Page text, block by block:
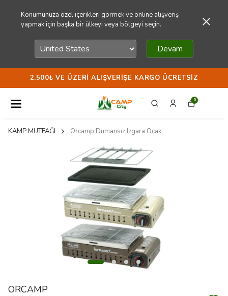
Konumunuza özel içerikleri görmek ve online alışveriş
yapmak için başka bir ülkeyi veya bölgeyi seçin.
Devam
2.500₺ VE ÜZERI ALIŞVERIŞE KARGO ÜCRETSIZ
0
KAMP MUTFAĞI Orcamp Dumansız Izgara Ocak
ORCAMP